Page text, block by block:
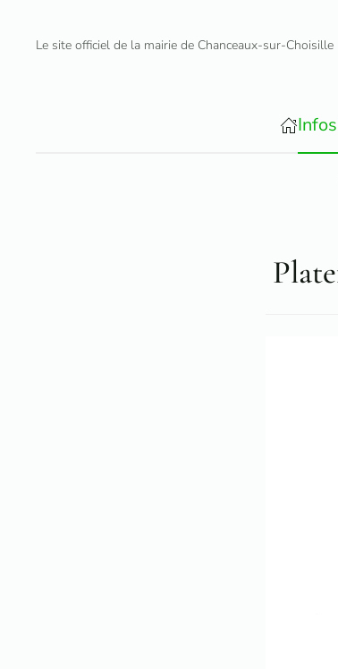
Accéder au contenu principal
Le site officiel de la mairie de Chanceaux-sur-Choisille